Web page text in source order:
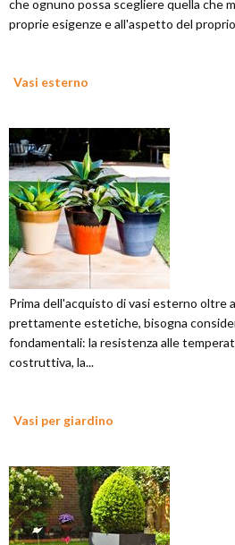
che ognuno possa scegliere quella che
proprie esigenze e all'aspetto del
Vasi esterno
Prima dell'acquisto di vasi esterno oltre
prettamente estetiche, bisogna
fondamentali: la resistenza alle
costruttiva, la...
Vasi per giardino